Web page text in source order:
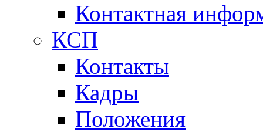
Контактная
КСП
Контакты
Кадры
Положения